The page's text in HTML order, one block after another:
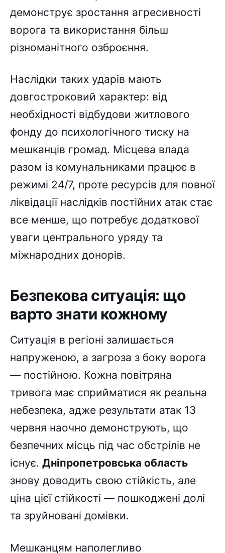
демонструє зростання агресивності
ворога та використання більш
різноманітного озброєння.
Наслідки таких ударів мають
довгостроковий характер: від
необхідності відбудови житлового
фонду до психологічного тиску на
мешканців громад. Місцева влада
разом із комунальниками працює в
режимі 24/7, проте ресурсів для повної
ліквідації наслідків постійних атак стає
все менше, що потребує додаткової
уваги центрального уряду та
міжнародних донорів.
Безпекова ситуація: що
варто знати кожному
Ситуація в регіоні залишається
напруженою, а загроза з боку ворога
— постійною. Кожна повітряна
тривога має сприйматися як реальна
небезпека, адже результати атак 13
червня наочно демонструють, що
безпечних місць під час обстрілів не
існує. Дніпропетровська область
знову доводить свою стійкість, але
ціна цієї стійкості — пошкоджені долі
та зруйновані домівки.
Мешканцям наполегливо